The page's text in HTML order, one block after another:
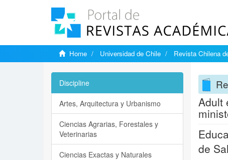
Home Universidad de Chile Revista Chilena
Adult
de
Discipline
Artes, Arquitectura y Urbanismo
Ciencias Agrarias, Forestales y
Veterinarias
Ciencias Exactas y Naturales